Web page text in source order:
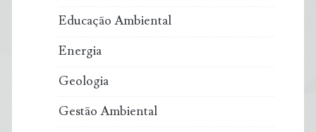
Educação Ambiental
Energia
Geologia
Gestão Ambiental